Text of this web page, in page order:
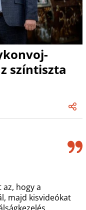
színtiszta
hogy a
majd kisvideókat